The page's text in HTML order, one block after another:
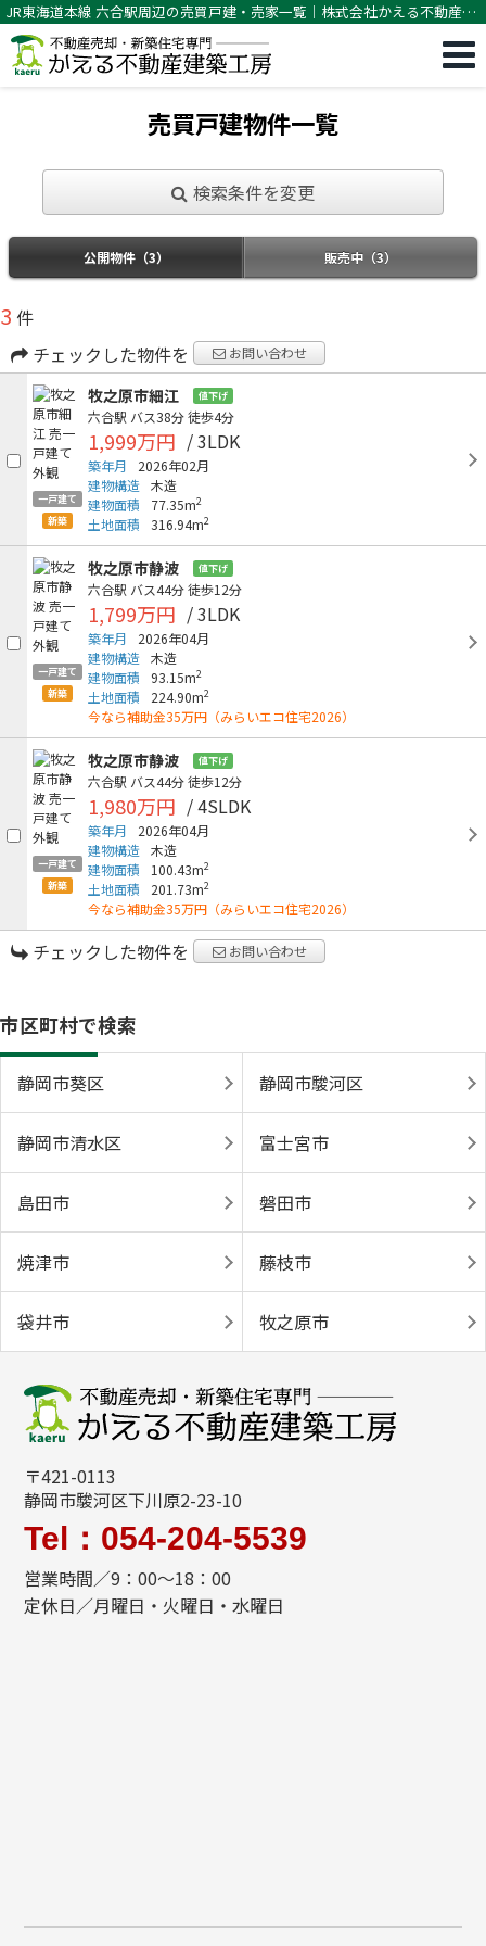
JR東海道本線 六合駅周辺の売買戸建・売家一覧｜株式会社かえる不動産建
築工房
売買戸建物件一覧
検索条件を変更
公開物件（3） 販売中（3）
3 件
チェックした物件を
お問い合わせ
一戸建て
新築
牧之原市細江 値下げ
六合駅 バス38分徒歩4分
1,999万円 / 3LDK
築年月
2026年02月
建物構造 木造
建物面積
77.35m2
土地面積 316.94m2
一戸建て
新築
牧之原市静波 値下げ
六合駅 バス44分徒歩12分
1,799万円 / 3LDK
築年月
2026年04月
建物構造 木造
建物面積
93.15m2
土地面積 224.90m2
今なら補助金35万円（みらいエコ住宅2026）
一戸建て
新築
牧之原市静波 値下げ
六合駅 バス44分徒歩12分
1,980万円 / 4SLDK
築年月
2026年04月
建物構造 木造
建物面積
100.43m2
土地面積 201.73m2
今なら補助金35万円（みらいエコ住宅2026）
チェックした物件を お問い合わせ
市区町村で検索
静岡市葵区 静岡市駿河区
静岡市清水区 富士宮市
島田市 磐田市
焼津市 藤枝市
袋井市 牧之原市
〒421-0113
静岡市駿河区下川原2-23-10
Tel：054-204-5539
営業時間／9：00～18：00
定休日／月曜日・火曜日・水曜日